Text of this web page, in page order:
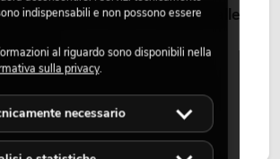
teste mobili resistenti alle
sono proiettori motorizzati per
Vengono impiegate in festival, feste
open-air, allestimenti architetturali e
all’esterno.
indispensabili e non possono essere
al riguardo sono disponibili nella
sulla privacy.
necessario